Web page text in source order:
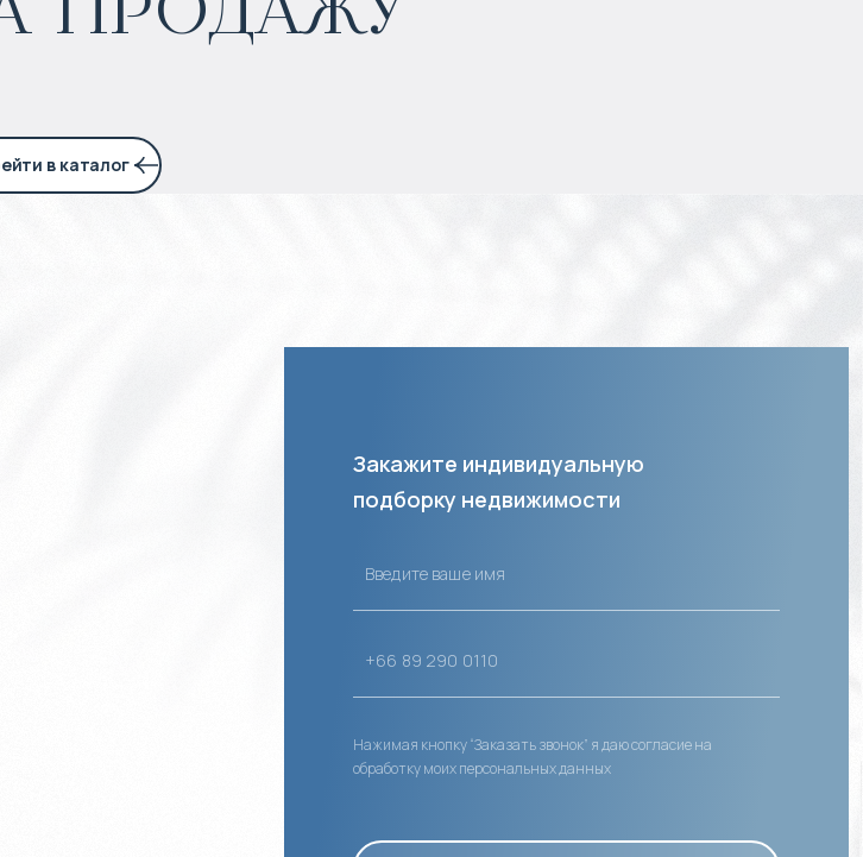
5% годовых
в каталог
Закажите индивидуальную
подборку недвижимости
Нажимая кнопку “Заказать звонок” я даю согласие на
обработку моих персональных данных